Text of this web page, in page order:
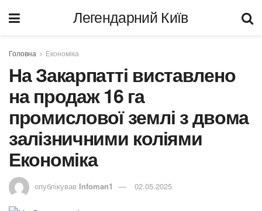
Легендарний Київ
Головна Економіка
На Закарпатті виставлено
на продаж 16 га
промислової землі з двома
залізничними коліями
Економіка
опублікував Infoman1 02.05.2025